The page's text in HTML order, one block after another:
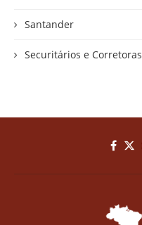
Santander
Securitários e Corretoras